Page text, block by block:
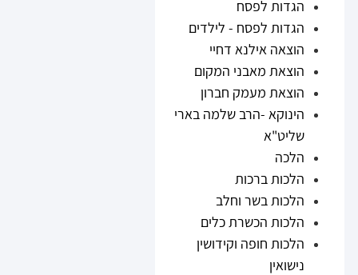
הגדות לפסח
הגדות לפסח - לילדים
הוצאה אילנא דחיי
הוצאת מאבני המקום
הוצאת מעמק חברון
הינוקא -הרב שלמה בארי
שליט"א
הלכה
הלכות ברכות
הלכות בשר וחלב
הלכות הכשרת כלים
הלכות חופה וקידושין
נישואין